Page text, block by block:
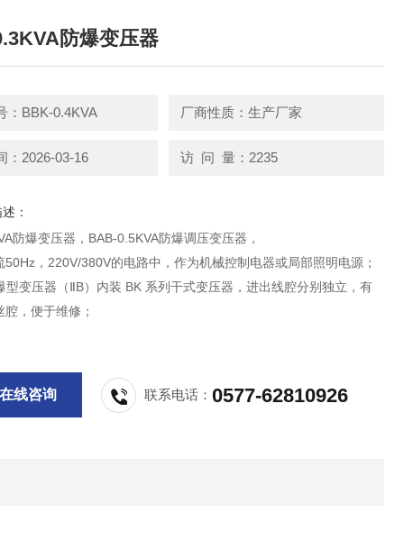
防爆变压器
：BBK-0.4KVA 厂商性质：生产厂家
：2026-03-16 访 问 量：2235
：
防爆变压器，BAB-0.5KVA防爆调压变压器，
50Hz，220V/380V的电路中，作为机械控制电器或局部照明电源；
型变压器（ⅡB）内装 BK 系列干式变压器，进出线腔分别独立，有
，便于维修；
线咨询 联系电话：0577-62810926